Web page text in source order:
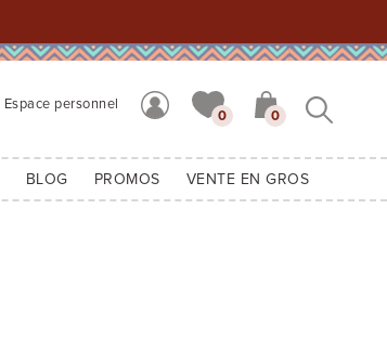
Espace personnel
0 0
BLOG PROMOS VENTE EN GROS